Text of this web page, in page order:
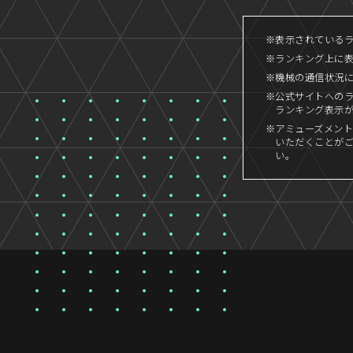
※表示されている
※ランキング上に
※機械の通信状況
※公式サイトへの
ランキング表示
※アミューズメン
いただくことが
い。